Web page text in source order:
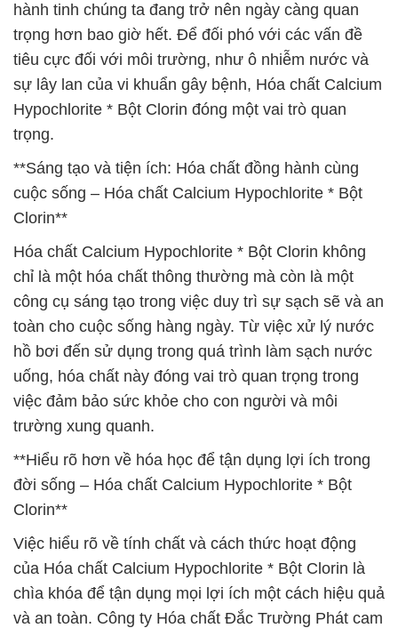
hành tinh chúng ta đang trở nên ngày càng quan
trọng hơn bao giờ hết. Để đối phó với các vấn đề
tiêu cực đối với môi trường, như ô nhiễm nước và
sự lây lan của vi khuẩn gây bệnh, Hóa chất Calcium
Hypochlorite * Bột Clorin đóng một vai trò quan
trọng.
**Sáng tạo và tiện ích: Hóa chất đồng hành cùng
cuộc sống – Hóa chất Calcium Hypochlorite * Bột
Clorin**
Hóa chất Calcium Hypochlorite * Bột Clorin không
chỉ là một hóa chất thông thường mà còn là một
công cụ sáng tạo trong việc duy trì sự sạch sẽ và an
toàn cho cuộc sống hàng ngày. Từ việc xử lý nước
hồ bơi đến sử dụng trong quá trình làm sạch nước
uống, hóa chất này đóng vai trò quan trọng trong
việc đảm bảo sức khỏe cho con người và môi
trường xung quanh.
**Hiểu rõ hơn về hóa học để tận dụng lợi ích trong
đời sống – Hóa chất Calcium Hypochlorite * Bột
Clorin**
Việc hiểu rõ về tính chất và cách thức hoạt động
của Hóa chất Calcium Hypochlorite * Bột Clorin là
chìa khóa để tận dụng mọi lợi ích một cách hiệu quả
và an toàn. Công ty Hóa chất Đắc Trường Phát cam